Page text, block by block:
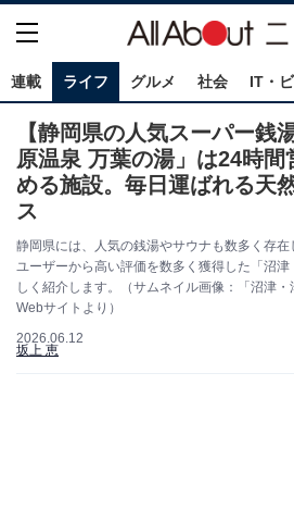
連載 ライフ グルメ 社会 IT・
【静岡県の人気スーパー銭
原温泉 万葉の湯」は24時間
める施設。毎日運ばれる天
ス
静岡県には、人気の銭湯やサウナも数多く存
ユーザーから高い評価を数多く獲得した「沼
しく紹介します。（サムネイル画像：「沼津
Webサイトより）
2026.06.12
坂上 恵